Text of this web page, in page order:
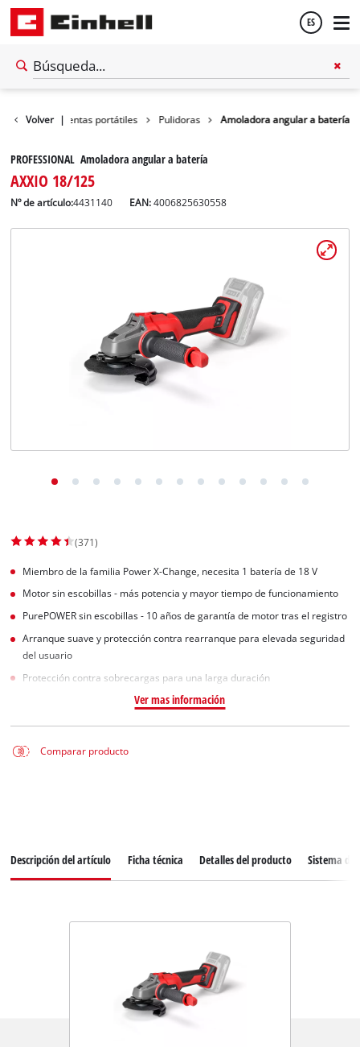
ES
Volver |
Herramientas portátiles Pulidoras Amoladora angular a batería
PROFESSIONAL Amoladora angular a batería
AXXIO 18/125
Nº de artículo:4431140 EAN:4006825630558
(371)
Miembro de la familia Power X-Change, necesita 1 batería de 18 V
Motor sin escobillas - más potencia y mayor tiempo de funcionamiento
PurePOWER sin escobillas - 10 años de garantía de motor tras el registro
Arranque suave y protección contra rearranque para elevada seguridad
del usuario
Protección contra sobrecargas para una larga duración
Ver mas información
Comparar producto
Descripción del artículo Ficha técnica Detalles del producto Sistema de